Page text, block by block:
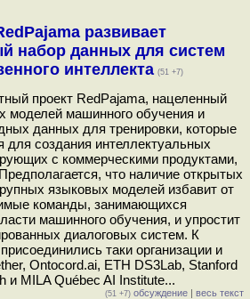
развивает
набор данных для систем
интеллекта (51 +7)
проект RedPajama, нацеленный
моделей машинного обучения и
данных для тренировки, которые
для создания интеллектуальных
c коммерческими продуктами,
что наличие открытых
языковых моделей избавит от
команды, занимающихся
машинного обучения, и упростит
диалоговых систем. К
таки организации и
Ontocord.ai, ETH DS3Lab, Stanford
и MILA Québec AI Institute...
(51 +7) обсуждение | весь текст